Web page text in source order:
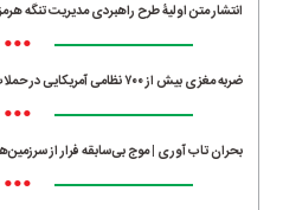
انتشار متن اولیۀ طرح راهبردی مدیریت تنگه
•••
ضربه مغزی بیش از ۷۰۰ نظامی آمریکایی در حملات ایران
•••
بحران تاب آوری | موج بی‌سابقه فرار از
•••